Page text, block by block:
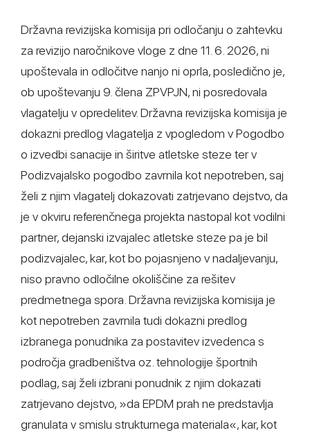
Državna revizijska komisija pri odločanju o zahtevku
za revizijo naročnikove vloge z dne 11. 6. 2026, ni
upoštevala in odločitve nanjo ni oprla, posledično je,
ob upoštevanju 9. člena ZPVPJN, ni posredovala
vlagatelju v opredelitev. Državna revizijska komisija je
dokazni predlog vlagatelja z vpogledom v Pogodbo
o izvedbi sanacije in širitve atletske steze ter v
Podizvajalsko pogodbo zavrnila kot nepotreben, saj
želi z njim vlagatelj dokazovati zatrjevano dejstvo, da
je v okviru referenčnega projekta nastopal kot vodilni
partner, dejanski izvajalec atletske steze pa je bil
podizvajalec, kar, kot bo pojasnjeno v nadaljevanju,
niso pravno odločilne okoliščine za rešitev
predmetnega spora. Državna revizijska komisija je
kot nepotreben zavrnila tudi dokazni predlog
izbranega ponudnika za postavitev izvedenca s
področja gradbeništva oz. tehnologije športnih
podlag, saj želi izbrani ponudnik z njim dokazati
zatrjevano dejstvo, »da EPDM prah ne predstavlja
granulata v smislu strukturnega materiala«, kar, kot